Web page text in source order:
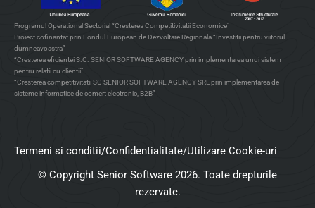
Programul Operational Sectorial “Cresterea Competitivitatii Economice”
Proiect cofinantat prin Fondul European de Dezvoltare Regionala “Investitii pentru viitorul
dumneavoastra”
“Cresterea eficientei S.C. SENIOR SOFTWARE AGENCY prin implementarea unui sistem
pentru relatii cu clientii”
“Cresterea competitivitatii SC SENIOR SOFTWARE AGENCY SRL prin implementarea de
sisteme informatice de comert electronic, B2B”
© Copyright Senior Software 2026. Toate drepturile
rezervate.
Termeni si conditii/Confidentialitate/Utilizare Cookie-uri